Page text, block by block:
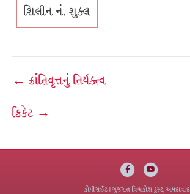
શિલીન નં. શુક્લ
Post
navigation
← ક્રાંતિવૃત્તનું તિર્યક્ત્વ
ક્રિકેટ →
FacebookYoutube
કોપીરાઈટ| ગુજરાત વિશ્વકોશ ટ્રસ્ટ, અમદાવાદ